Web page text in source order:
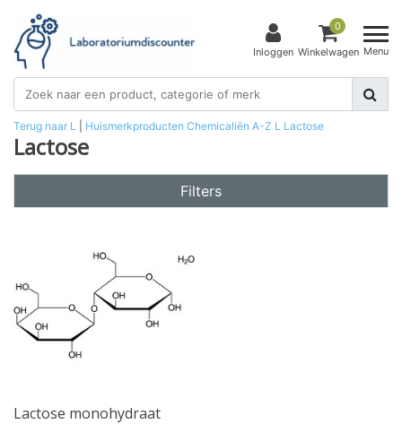
Inloggen
0
Winkelwagen Menu
Terug naar L Huismerkproducten Chemicaliën A-Z L Lactose
Lactose
Filters
Lactose monohydraat